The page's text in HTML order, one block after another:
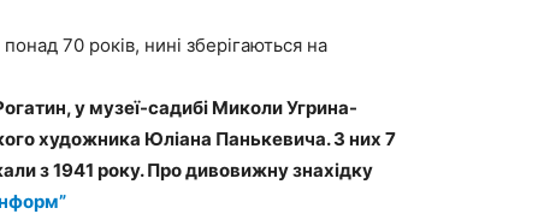
70 років, нині зберігаються на
у музеї-садибі Миколи Угрина-
художника Юліана Панькевича. З них 7
з 1941 року. Про дивовижну знахідку